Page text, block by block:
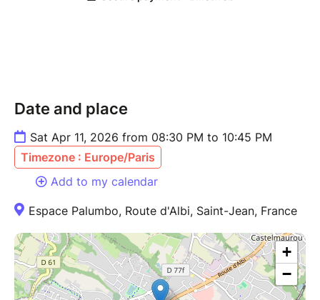
Date and place
Sat Apr 11, 2026 from 08:30 PM to 10:45 PM
Timezone : Europe/Paris
Add to my calendar
Espace Palumbo, Route d'Albi, Saint-Jean, France
+
−